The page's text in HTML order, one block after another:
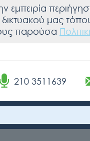
εμπειρία
δικτυακού μας
παρούσα
210 3511639